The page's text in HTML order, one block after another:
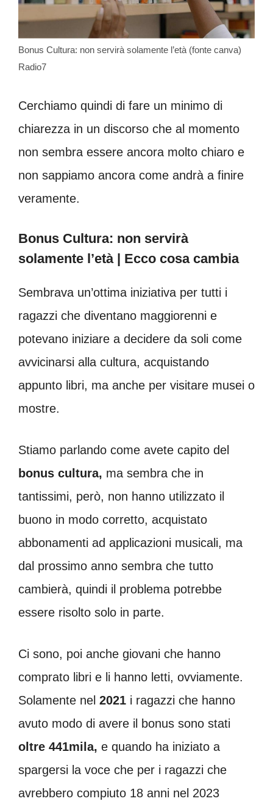
Bonus Cultura: non servirà solamente l’età (fonte canva)
Radio7
Cerchiamo quindi di fare un minimo di
chiarezza in un discorso che al momento
non sembra essere ancora molto chiaro e
non sappiamo ancora come andrà a finire
veramente.
Bonus Cultura: non servirà
solamente l’età | Ecco cosa cambia
Sembrava un’ottima iniziativa per tutti i
ragazzi che diventano maggiorenni e
potevano iniziare a decidere da soli come
avvicinarsi alla cultura, acquistando
appunto libri, ma anche per visitare musei o
mostre.
Stiamo parlando come avete capito del
bonus cultura, ma sembra che in
tantissimi, però, non hanno utilizzato il
buono in modo corretto, acquistato
abbonamenti ad applicazioni musicali, ma
dal prossimo anno sembra che tutto
cambierà, quindi il problema potrebbe
essere risolto solo in parte.
Ci sono, poi anche giovani che hanno
comprato libri e li hanno letti, ovviamente.
Solamente nel 2021 i ragazzi che hanno
avuto modo di avere il bonus sono stati
oltre 441mila, e quando ha iniziato a
spargersi la voce che per i ragazzi che
avrebbero compiuto 18 anni nel 2023